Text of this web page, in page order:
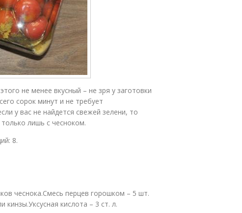
не менее вкусный – не зря у заготовки
сорок минут и не требует
у вас не найдется свежей зелени, то
лишь с чесноком.
8.
чеснока.Смесь перцев горошком – 5 шт.
кислота – 3 ст. л.